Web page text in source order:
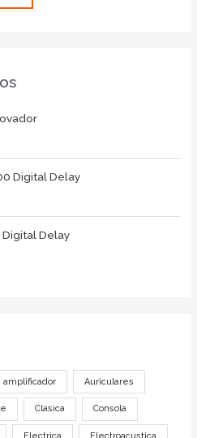
Digital Delay
Digital Delay
amplificador Auriculares
Clasica Consola
Electrica Electroacustica